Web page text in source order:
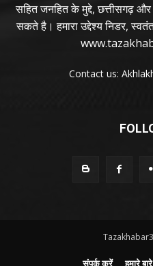
सहित जनहित के मुद्दे, छत्तीसगढ़
सकते है। हमारा उद्देश्य निडर,
Contact us:
संपर्क करें हमारे